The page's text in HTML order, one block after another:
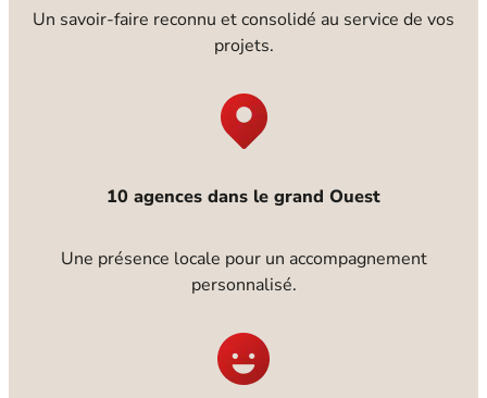
Un savoir-faire reconnu et consolidé au service de vos
projets.
10 agences dans le grand Ouest
Une présence locale pour un accompagnement
personnalisé.